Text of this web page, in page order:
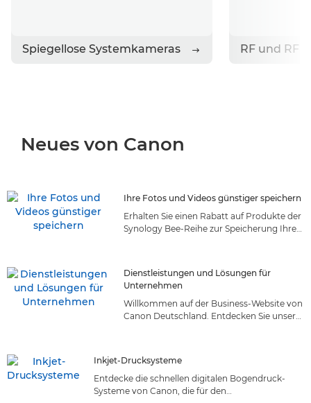
Spiegellose Systemkameras RF und RF-
Neues von Canon
Ihre Fotos und Videos günstiger speichern
Erhalten Sie einen Rabatt auf Produkte der
Synology Bee-Reihe zur Speicherung Ihrer
Dienstleistungen und Lösungen für
Unternehmen
Willkommen auf der Business-Website von
Canon Deutschland. Entdecken Sie unser
zugeschnitten sind. Entdecken Sie die
perfekt passende Lösung!
Inkjet-Drucksysteme
Entdecke die schnellen digitalen Bogendruck-
Systeme von Canon, die für den